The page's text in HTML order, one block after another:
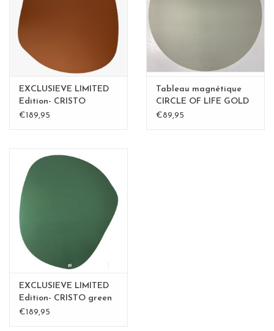
Etagères Shelves
Rectangulaire, carrées, rondes
tableau magnétique
EXCLUSIEVE LIMITED
Edition- CRISTO
€189,95
Tableau magnétique
CIRCLE OF LIFE GOLD
50cm diam. - Copy
€89,95
EXCLUSIEVE LIMITED
Edition- CRISTO green
€189,95